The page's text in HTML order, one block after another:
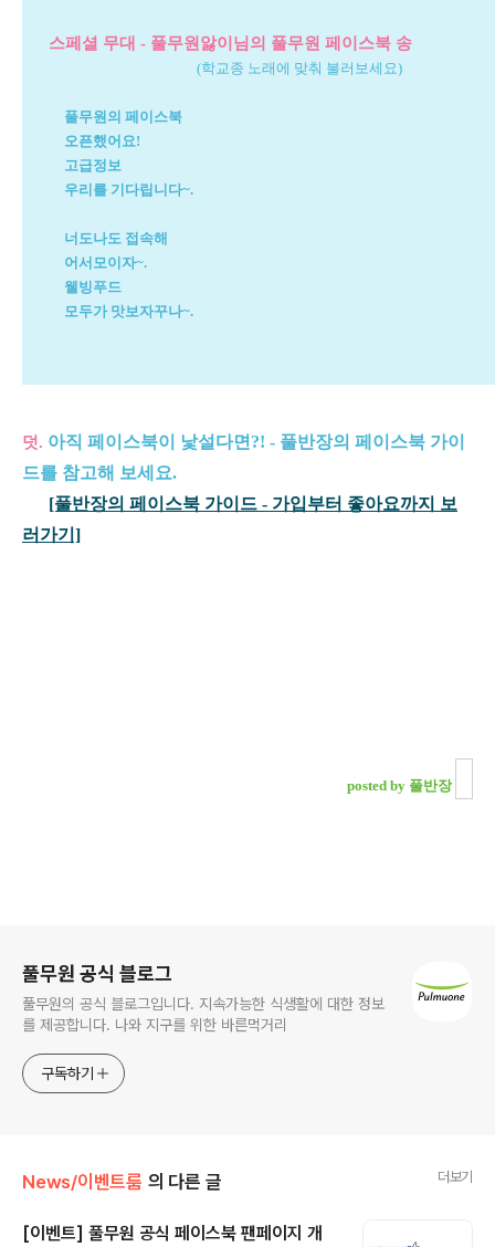
스페셜 무대 - 풀무원앓이님의 풀무원 페이스북 송
(학교종 노래에 맞춰 불러보세요)
풀무원의 페이스북
오픈했어요!
고급정보
우리를 기다립니다~.
너도나도 접속해
어서모이자~.
웰빙푸드
모두가 맛보자꾸나~.
덧. 아직 페이스북이 낯설다면?! - 풀반장의 페이스북 가이
드를 참고해 보세요.
[풀반장의 페이스북 가이드 - 가입부터 좋아요까지 보
러가기]
posted by 풀반장
풀무원 공식 블로그
풀무원의 공식 블로그입니다. 지속가능한 식생활에 대한 정보
를 제공합니다. 나와 지구를 위한 바른먹거리
구독하기
News/이벤트룸 의 다른 글 더보기
[이벤트] 풀무원 공식 페이스북 팬페이지 개